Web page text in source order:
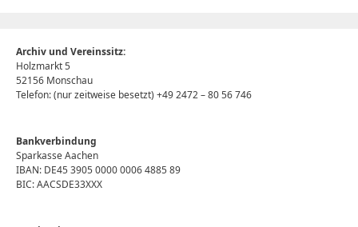
Archiv und Vereinssitz:
Holzmarkt 5
52156 Monschau
Telefon: (nur zeitweise besetzt) +49 2472 – 80 56 746
Bankverbindung
Sparkasse Aachen
IBAN: DE45 3905 0000 0006 4885 89
BIC: AACSDE33XXX